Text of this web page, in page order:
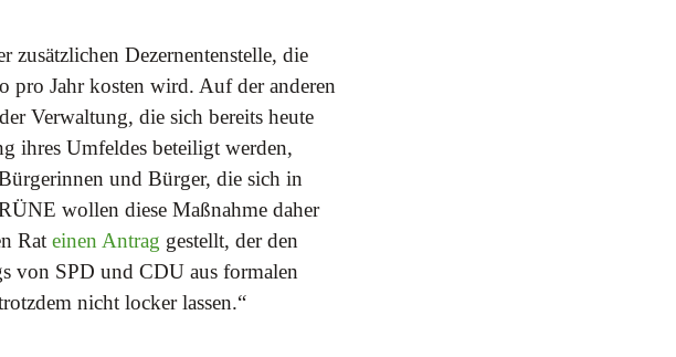
Dezernentenstelle, die
Jahr kosten wird. Auf der anderen
Verwaltung, die sich bereits heute
ihres Umfeldes beteiligt werden,
und Bürger, die sich in
wollen diese Maßnahme daher
Rat einen Antrag gestellt, der den
von SPD und CDU aus formalen
nicht locker lassen.“